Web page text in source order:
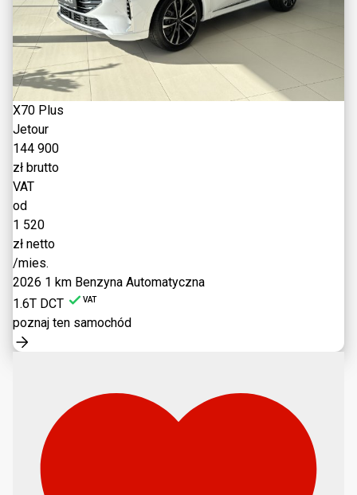
X70 Plus
Jetour
144 900
zł brutto
VAT
od
1 520
zł netto
/mies.
2026 1 km Benzyna Automatyczna
1.6T DCT
VAT
poznaj ten samochód